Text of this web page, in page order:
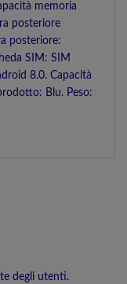
memoria
posteriore
posteriore:
SIM: SIM
8.0. Capacità
Blu. Peso:
degli utenti.